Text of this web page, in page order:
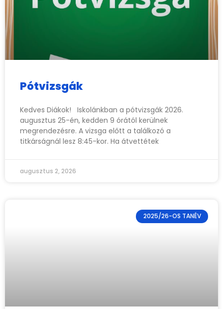
Pótvizsgák
Kedves Diákok! Iskolánkban a pótvizsgák 2026.
augusztus 25-én, kedden 9 órától kerülnek
megrendezésre. A vizsga előtt a találkozó a
titkárságnál lesz 8:45-kor. Ha átvettétek
augusztus 2, 2026
2025/26-OS TANÉV